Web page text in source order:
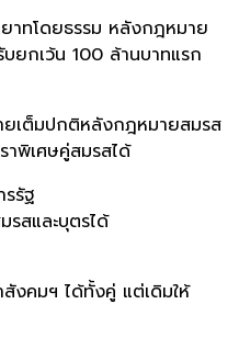
าทโดยธรรม หลังกฎหมาย
บยกเว้น 100 ล้านบาทแรก
เต็มปกติหลังกฎหมายสมรส
าพิเศษคู่สมรสได้
รัฐ
รสและบุตรได้
งคมฯ ได้ทั้งคู่ แต่เดิมให้